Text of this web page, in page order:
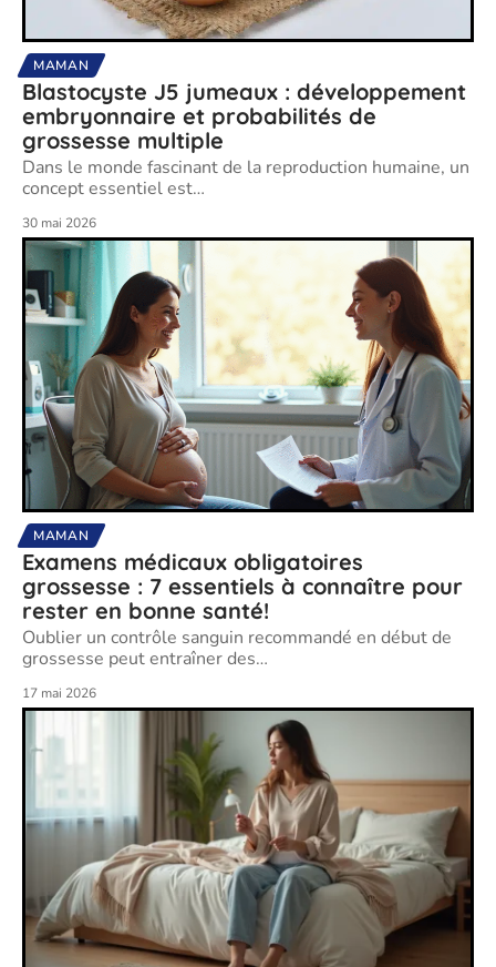
MAMAN
Blastocyste J5 jumeaux : développement
embryonnaire et probabilités de
grossesse multiple
Dans le monde fascinant de la reproduction humaine, un
concept essentiel est…
30 mai 2026
MAMAN
Examens médicaux obligatoires
grossesse : 7 essentiels à connaître pour
rester en bonne santé!
Oublier un contrôle sanguin recommandé en début de
grossesse peut entraîner des…
17 mai 2026